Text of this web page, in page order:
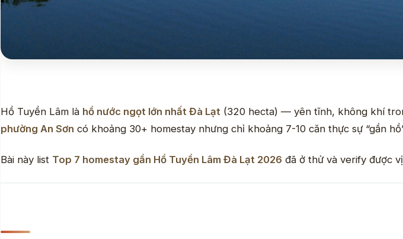
Hồ Tuyền Lâm là hồ nước ngọt lớn nhất Đà Lạt (320 hecta) — yên tĩnh, không khí
phường An Sơn có khoảng 30+ homestay nhưng chỉ khoảng 7-10 căn thực sự “gần
Bài này list Top 7 homestay gần Hồ Tuyền Lâm Đà Lạt 2026 đã ở thử và verify được